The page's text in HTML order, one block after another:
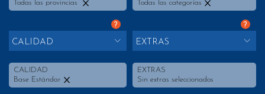
Todas las provincias
Todas las categorías
?
CALIDAD
CALIDAD
Base Estándar
?
EXTRAS
EXTRAS
Sin extras seleccionados